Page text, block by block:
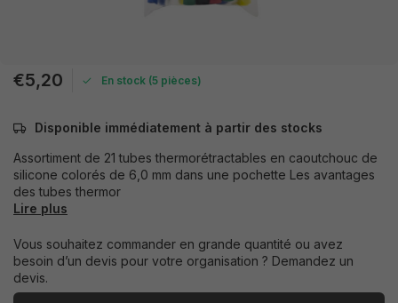
€5,20 En stock (5 pièces)
Disponible immédiatement à partir des stocks
Assortiment de 21 tubes thermorétractables en caoutchouc de
silicone colorés de 6,0 mm dans une pochette Les avantages
des tubes thermor
Lire plus
Vous souhaitez commander en grande quantité ou avez
besoin d’un devis pour votre organisation ? Demandez un
devis.